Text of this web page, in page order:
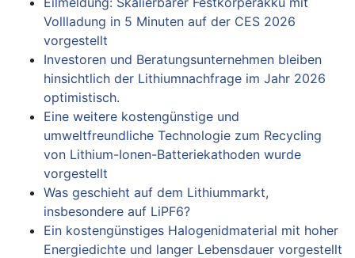
Vollladung in 5 Minuten auf der CES 2026
vorgestellt
Investoren und Beratungsunternehmen bleiben
hinsichtlich der Lithiumnachfrage im Jahr 2026
optimistisch.
Eine weitere kostengünstige und
umweltfreundliche Technologie zum Recycling
von Lithium-Ionen-Batteriekathoden wurde
vorgestellt
Was geschieht auf dem Lithiummarkt,
insbesondere auf LiPF6?
Ein kostengünstiges Halogenidmaterial mit hoher
Energiedichte und langer Lebensdauer vorgestellt